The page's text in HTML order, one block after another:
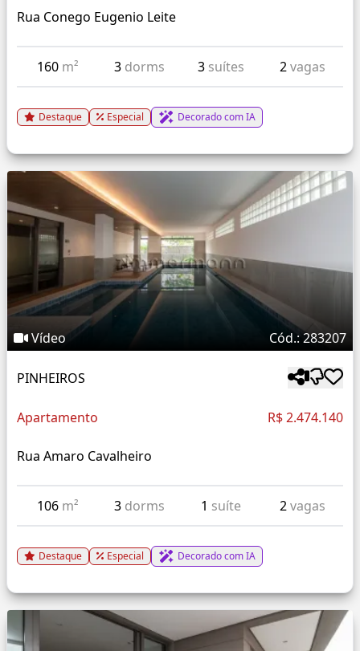
Rua Conego Eugenio Leite
160 m² 3 dorms 3 suítes 2vagas
Destaque Especial Decorado com IA
Vídeo Cód.: 283207
PINHEIROS
Apartamento R$ 2.474.140
Rua Amaro Cavalheiro
106 m² 3 dorms 1 suíte 2vagas
Destaque Especial Decorado com IA